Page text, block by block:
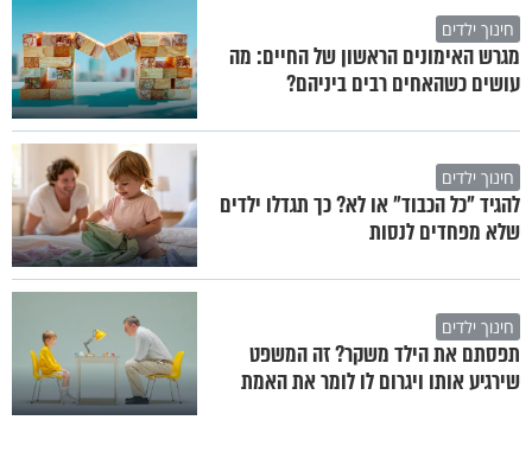
חינוך ילדים
מגרש האימונים הראשון של החיים: מה
עושים כשהאחים רבים ביניהם?
חינוך ילדים
להגיד "כל הכבוד" או לא? כך תגדלו ילדים
שלא מפחדים לנסות
חינוך ילדים
תפסתם את הילד משקר? זה המשפט
שירגיע אותו ויגרום לו לומר את האמת